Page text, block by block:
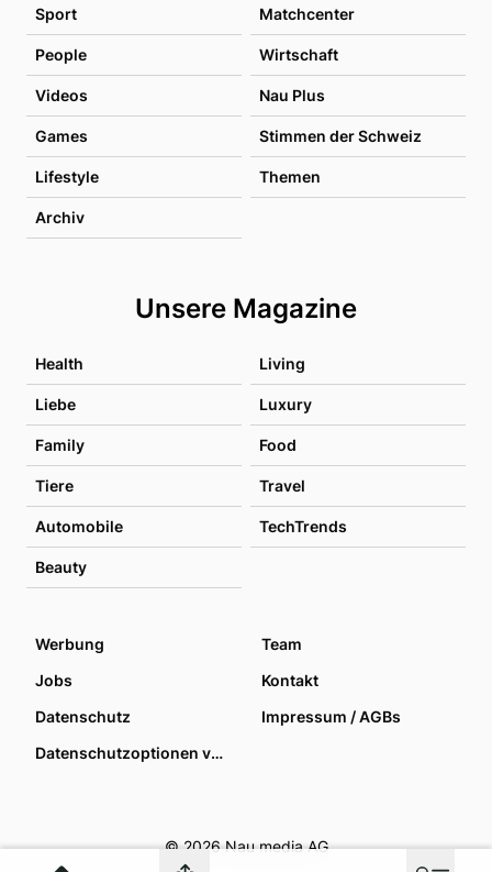
Sport Matchcenter
People Wirtschaft
Videos Nau Plus
Games Stimmen der Schweiz
Lifestyle Themen
Archiv
Unsere Magazine
Health Living
Liebe Luxury
Family Food
Tiere Travel
Automobile TechTrends
Beauty
Werbung
Team
Jobs
Kontakt
Datenschutz
Impressum / AGBs
Datenschutzoptionen verwalten
© 2026 Nau media AG